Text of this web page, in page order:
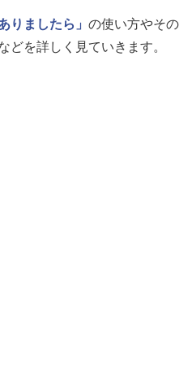
りましたら」 の使い方やその
どを詳しく見ていきます。